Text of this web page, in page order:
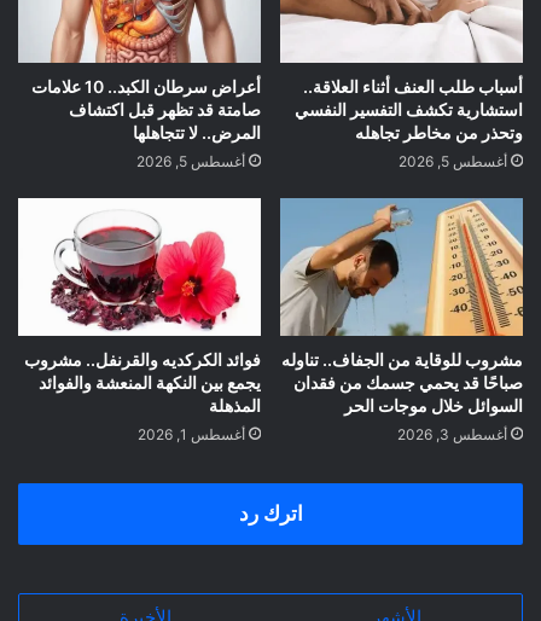
أسباب طلب العنف أثناء العلاقة..
استشارية تكشف التفسير النفسي
وتحذر من مخاطر تجاهله
أغسطس 5, 2026
أعراض سرطان الكبد.. 10 علامات
صامتة قد تظهر قبل اكتشاف
المرض.. لا تتجاهلها
أغسطس 5, 2026
مشروب للوقاية من الجفاف.. تناوله
صباحًا قد يحمي جسمك من فقدان
السوائل خلال موجات الحر
أغسطس 3, 2026
فوائد الكركديه والقرنفل.. مشروب
يجمع بين النكهة المنعشة والفوائد
المذهلة
أغسطس 1, 2026
اترك رد
الأشهر الأخيرة